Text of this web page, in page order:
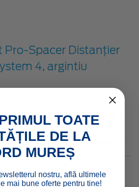
Pro-Spacer Distanțier
4, argintiu
€ 158,90
Vezi detalii
TOATE
DE LA
MUREȘ
nostru, află ultimele
mai bune oferte pentru tine!